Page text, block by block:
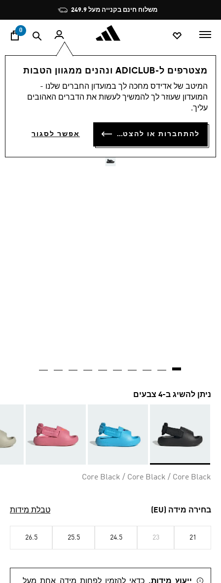
Pause
promotion
rotation
משלוח חינם בקנייה מעל 249.9
0
מצטרפים ל-ADICLUB ונהנים ממגוון הטבות
המיטב של אדידס מחכה לך במועדון החברים שלנו -
המועדון שעוזר לך להמשיך לעשות את הדברים האהובים
עליך.
להתחברות או להצטרפות אפשר לסגור
106
4.7 (106)
המחיר המקורי של הפריט: Price reduced from
₪ 179.90
to
ניתן להשיג ב-4 צבעים
Core Black / Core Black / Core Black
בחירה מידה (EU) טבלת מידות
21
23
24.5
25.5
26.5